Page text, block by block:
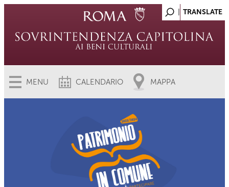
MENU CALENDARIO MAPPA